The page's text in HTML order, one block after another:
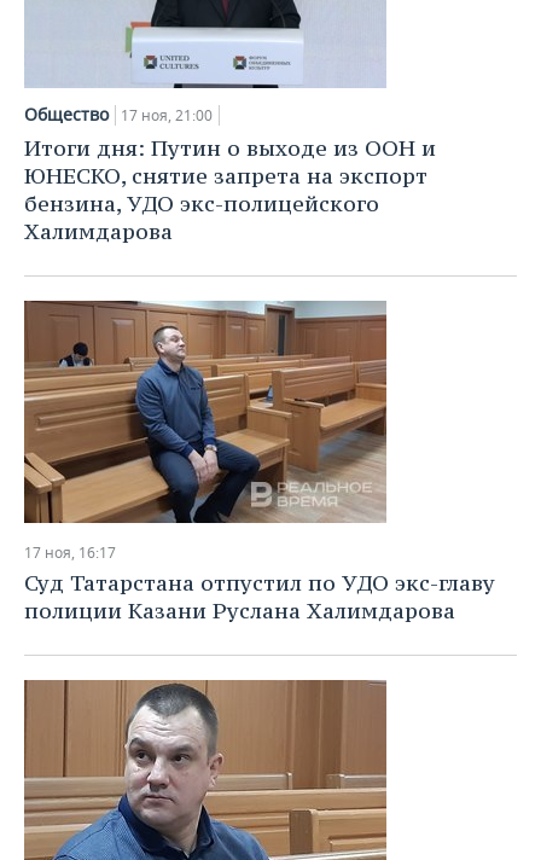
Общество 17 ноя, 21:00
Итоги дня: Путин о выходе из ООН и
ЮНЕСКО, снятие запрета на экспорт
бензина, УДО экс-полицейского
Халимдарова
17 ноя, 16:17
Суд Татарстана отпустил по УДО экс-главу
полиции Казани Руслана Халимдарова